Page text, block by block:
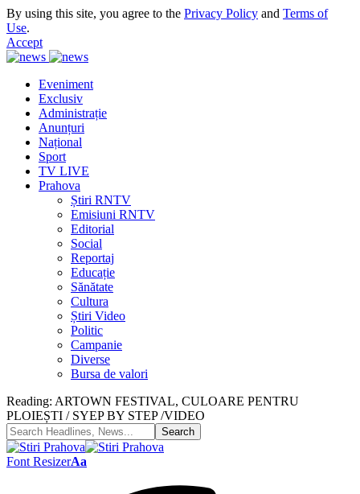
By using this site, you agree to the Privacy Policy and Terms of
Use.
Accept
Eveniment
Exclusiv
Administrație
Anunțuri
Național
Sport
TV LIVE
Prahova
Știri RNTV
Emisiuni RNTV
Editorial
Social
Reportaj
Educație
Sănătate
Cultura
Știri Video
Politic
Campanie
Diverse
Bursa de valori
Reading: ARTOWN FESTIVAL, CULOARE PENTRU
PLOIEȘTI / SYEP BY STEP /VIDEO
Font ResizerAa